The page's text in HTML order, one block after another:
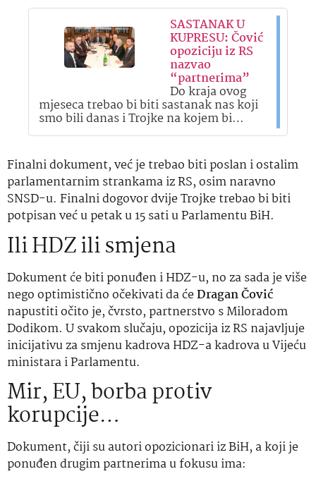
SASTANAK U
KUPRESU: Čović
opoziciju iz RS
nazvao
“partnerima”
Do kraja ovog
mjeseca trebao bi biti sastanak nas koji
smo bili danas i Trojke na kojem bi…
Finalni dokument, već je trebao biti poslan i ostalim
parlamentarnim strankama iz RS, osim naravno
SNSD-u. Finalni dogovor dvije Trojke trebao bi biti
potpisan već u petak u 15 sati u Parlamentu BiH.
Ili HDZ ili smjena
Dokument će biti ponuđen i HDZ-u, no za sada je više
nego optimistično očekivati da ćeDragan Čović
napustiti očito je, čvrsto, partnerstvo s Miloradom
Dodikom. U svakom slučaju, opozicija iz RS najavljuje
inicijativu za smjenu kadrova HDZ-a kadrova u Vijeću
ministara i Parlamentu.
Mir, EU, borba protiv
korupcije…
Dokument, čiji su autori opozicionari iz BiH, a koji je
ponuđen drugim partnerima u fokusu ima: